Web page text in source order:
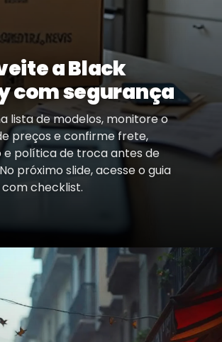
a Black
com segurança
lista de modelos, monitore o
preços e confirme frete,
e política de troca antes de
próximo slide, acesse o guia
checklist.